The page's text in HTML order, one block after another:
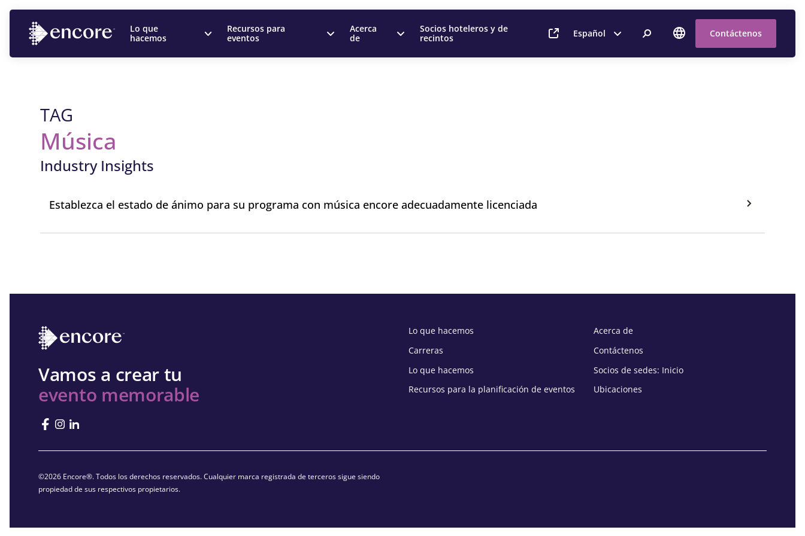
Lo que
hacemos
Recursos para
eventos
Acerca
de
Socios hoteleros y de
recintos
Español Contáctenos
TAG
Música
Industry Insights
Establezca el estado de ánimo para su programa con música encore adecuadamente licenciada
Vamos a crear tu
evento memorable
Lo que hacemos
Carreras
Lo que hacemos
Recursos para la planificación de eventos
Acerca de
Contáctenos
Socios de sedes: Inicio
Ubicaciones
©2026 Encore®. Todos los derechos reservados. Cualquier marca registrada de terceros sigue siendo
propiedad de sus respectivos propietarios.